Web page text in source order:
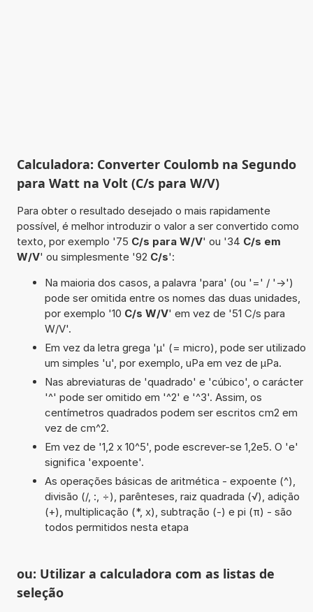
Calculadora: Converter Coulomb na Segundo
para Watt na Volt (C/s para W/V)
Para obter o resultado desejado o mais rapidamente
possível, é melhor introduzir o valor a ser convertido como
texto, por exemplo '75 C/s para W/V' ou '34 C/s em
W/V' ou simplesmente '92 C/s':
Na maioria dos casos, a palavra 'para' (ou '=' / '->')
pode ser omitida entre os nomes das duas unidades,
por exemplo '10 C/s W/V' em vez de '51 C/s para
W/V'.
Em vez da letra grega 'µ' (= micro), pode ser utilizado
um simples 'u', por exemplo, uPa em vez de µPa.
Nas abreviaturas de 'quadrado' e 'cúbico', o carácter
'^' pode ser omitido em '^2' e '^3'. Assim, os
centímetros quadrados podem ser escritos cm2 em
vez de cm^2.
Em vez de '1,2 x 10^5', pode escrever-se 1,2e5. O 'e'
significa 'expoente'.
As operações básicas de aritmética - expoente (^),
divisão (/, :, ÷), parênteses, raiz quadrada (√), adição
(+), multiplicação (*, x), subtração (-) e pi (π) - são
todos permitidos nesta etapa
ou: Utilizar a calculadora com as listas de
seleção